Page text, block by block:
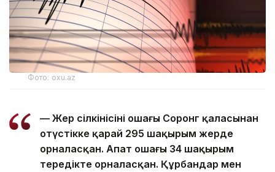
Фото: oxu.az
— Жер сілкінісінің ошағы Соронг қаласынан
оңтүстікке қарай 295 шақырым жерде
орналасқан. Апат ошағы 34 шақырым
тереңдікте орналасқан. Құрбандар мен